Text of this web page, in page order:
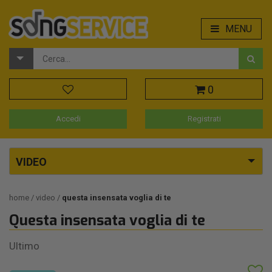
MENU
0
Accedi Registrati
VIDEO
home video questa insensata voglia di te
Questa insensata voglia di te
Ultimo